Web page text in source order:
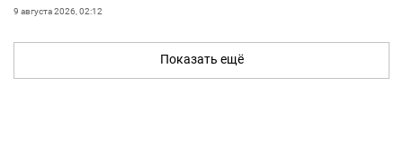
9 августа 2026, 02:12
Показать ещё